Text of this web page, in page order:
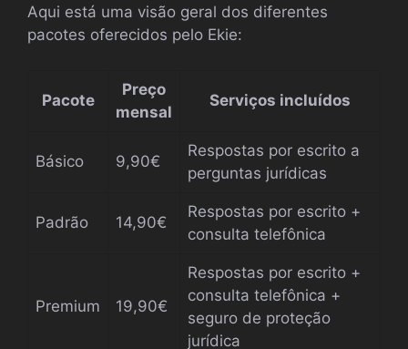
Aqui está uma visão geral dos diferentes
pacotes oferecidos pelo Ekie:
Pacote
Preço
mensal
Serviços incluídos
Básico 9,90€
Respostas por escrito a
perguntas jurídicas
Padrão 14,90€
Respostas por escrito +
consulta telefônica
Premium 19,90€
Respostas por escrito +
consulta telefônica +
seguro de proteção
jurídica